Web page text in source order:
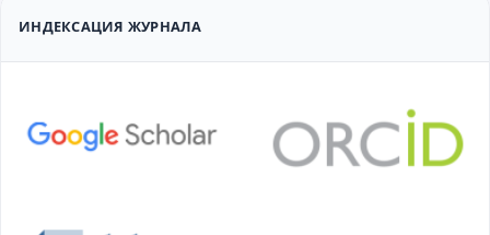
ИНДЕКСАЦИЯ ЖУРНАЛА